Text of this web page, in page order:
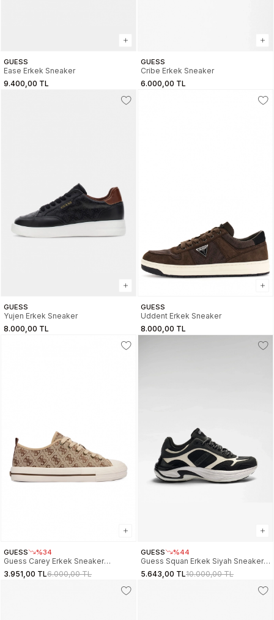
GUESS
Ease Erkek Sneaker
9.400,00 TL
GUESS
Cribe Erkek Sneaker
6.000,00 TL
GUESS
Yujen Erkek Sneaker
8.000,00 TL
GUESS
Uddent Erkek Sneaker
8.000,00 TL
GUESS %34
Guess Carey Erkek Sneaker
FMJCLIFAL12-BEIBR
3.951,00 TL6.000,00 TL
GUESS %44
Guess Squan Erkek Siyah Sneaker
FMJSQUELE12-BLACK
5.643,00 TL10.000,00 TL